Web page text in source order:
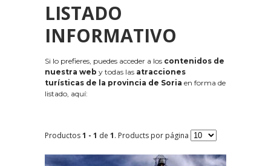
LISTADO
INFORMATIVO
Si lo prefieres, puedes acceder a los contenidos de
nuestra web y todas las atracciones
turísticas de la provincia de Soria en forma de
listado, aquí:
Productos1 - 1 de 1. Products por página